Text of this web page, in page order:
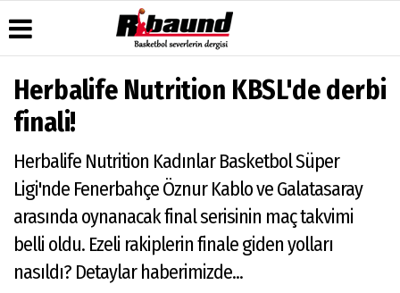
Üye Paneli
Haber
Arşivi
Arşivi
Manşetleri
Anketler
Biyografiler
Video
Galeri
Foto
Galeri
Çerez
Politikası
Gizlilik
İlkeleri
Herbalife Nutrition KBSL'de derbi
finali!
Herbalife Nutrition Kadınlar Basketbol Süper
Ligi'nde Fenerbahçe Öznur Kablo ve Galatasaray
arasında oynanacak final serisinin maç takvimi
belli oldu. Ezeli rakiplerin finale giden yolları
nasıldı? Detaylar haberimizde...